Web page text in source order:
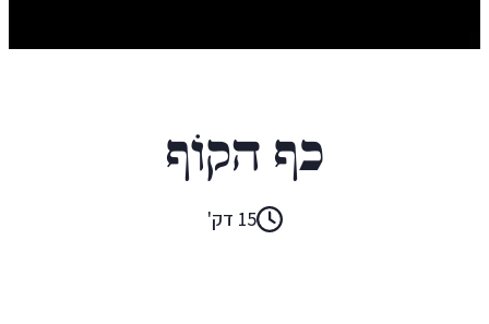
כף הקוֹף
15 דק'